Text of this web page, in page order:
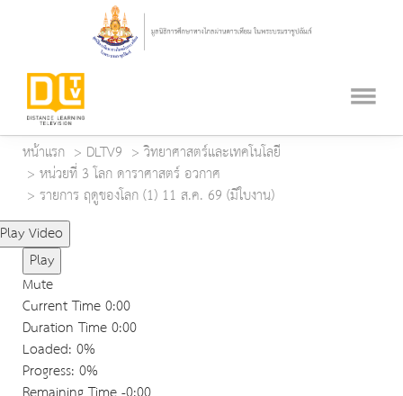
หน้าแรก DLTV9
วิทยาศาสตร์และเทคโนโลยี
หน่วยที่ 3 โลก ดาราศาสตร์ อวกาศ
รายการ ฤดูของโลก (1) 11 ส.ค. 69 (มีใบงาน)
Play Video
Play
Mute
Current Time0:00
Duration Time0:00
Loaded: 0%
Progress: 0%